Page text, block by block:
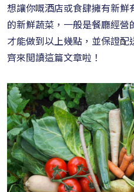
想讓你嘅酒店或食肆擁有新
的新鮮蔬菜，一般是餐廳經
才能做到以上幾點，並保證
齊來閲讀這篇文章啦！